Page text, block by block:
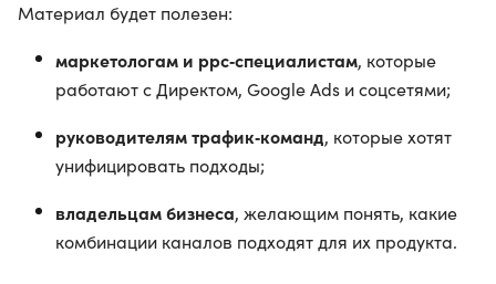
Материал будет полезен:
маркетологам и ppc‑специалистам, которые
работают с Директом, Google Ads и соцсетями;
руководителям трафик‑команд, которые хотят
унифицировать подходы;
владельцам бизнеса, желающим понять, какие
комбинации каналов подходят для их продукта.